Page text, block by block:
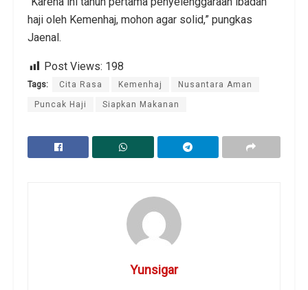
haji oleh Kemenhaj, mohon agar solid,” pungkas
Jaenal.
Post Views: 198
Tags: Cita Rasa Kemenhaj Nusantara Aman
Puncak Haji Siapkan Makanan
Yunsigar